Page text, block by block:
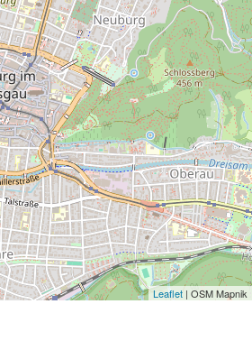
Leaflet | OSM Mapnik